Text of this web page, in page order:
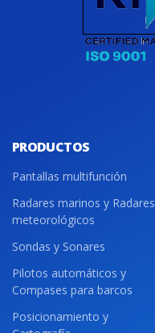
PRODUCTOS
Pantallas multifunción
Radares marinos y Radares
meteorológicos
Sondas y Sonares
Pilotos automáticos y
Compases para barcos
Posicionamiento y